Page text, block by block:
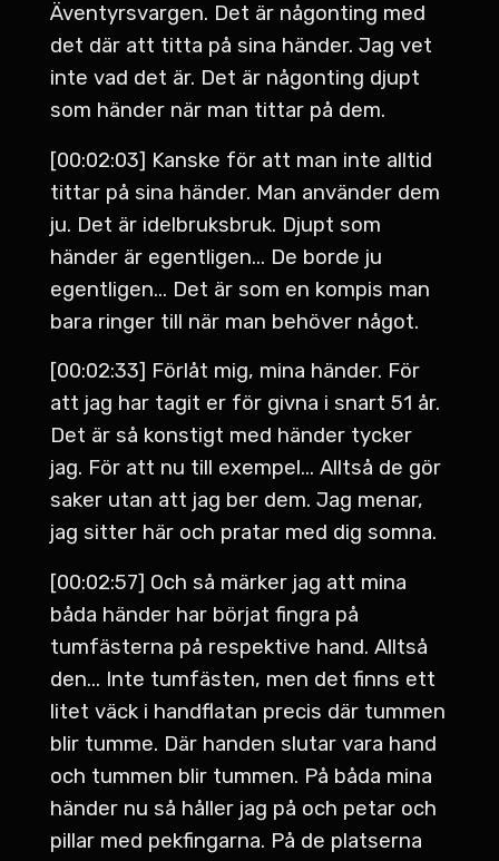
Äventyrsvargen. Det är någonting med
det där att titta på sina händer. Jag vet
inte vad det är. Det är någonting djupt
som händer när man tittar på dem.
[00:02:03] Kanske för att man inte alltid
tittar på sina händer. Man använder dem
ju. Det är idelbruksbruk. Djupt som
händer är egentligen... De borde ju
egentligen... Det är som en kompis man
bara ringer till när man behöver något.
[00:02:33] Förlåt mig, mina händer. För
att jag har tagit er för givna i snart 51 år.
Det är så konstigt med händer tycker
jag. För att nu till exempel... Alltså de gör
saker utan att jag ber dem. Jag menar,
jag sitter här och pratar med dig somna.
[00:02:57] Och så märker jag att mina
båda händer har börjat fingra på
tumfästerna på respektive hand. Alltså
den... Inte tumfästen, men det finns ett
litet väck i handflatan precis där tummen
blir tumme. Där handen slutar vara hand
och tummen blir tummen. På båda mina
händer nu så håller jag på och petar och
pillar med pekfingarna. På de platserna